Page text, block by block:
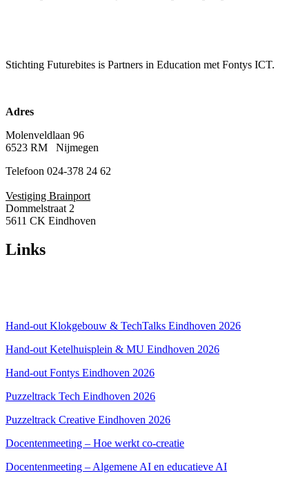
Stichting Futurebites is Partners in Education met Fontys ICT.
Adres
Molenveldlaan 96
6523 RM Nijmegen
Telefoon 024-378 24 62
Vestiging Brainport
Dommelstraat 2
5611 CK Eindhoven
Links
Hand-out Klokgebouw & TechTalks Eindhoven 2026
Hand-out Ketelhuisplein & MU Eindhoven 2026
Hand-out Fontys Eindhoven 2026
Puzzeltrack Tech Eindhoven 2026
Puzzeltrack Creative Eindhoven 2026
Docentenmeeting – Hoe werkt co-creatie
Docentenmeeting – Algemene AI en educatieve AI